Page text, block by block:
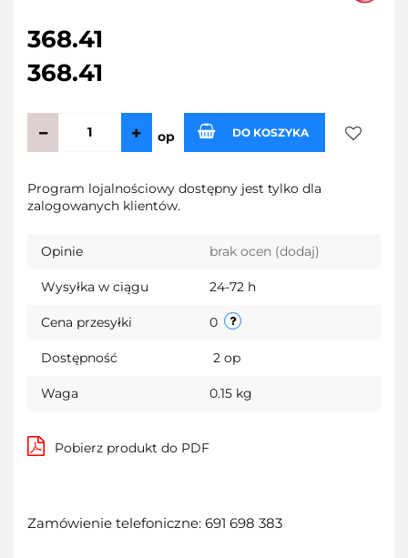
368.41
368.41
op DO KOSZYKA
Program lojalnościowy dostępny jest tylko dla
zalogowanych klientów.
Opinie brak ocen (dodaj)
Wysyłka w ciągu 24-72 h
Cena przesyłki 0
Dostępność 2 op
Waga 0.15 kg
Pobierz produkt do PDF
Zamówienie telefoniczne: 691 698 383